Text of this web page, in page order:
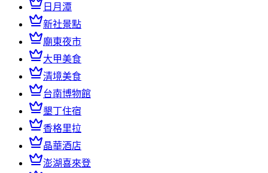
日月潭
新社景點
廟東夜市
大甲美食
清境美食
台南博物館
墾丁住宿
香格里拉
晶華酒店
澎湖喜來登